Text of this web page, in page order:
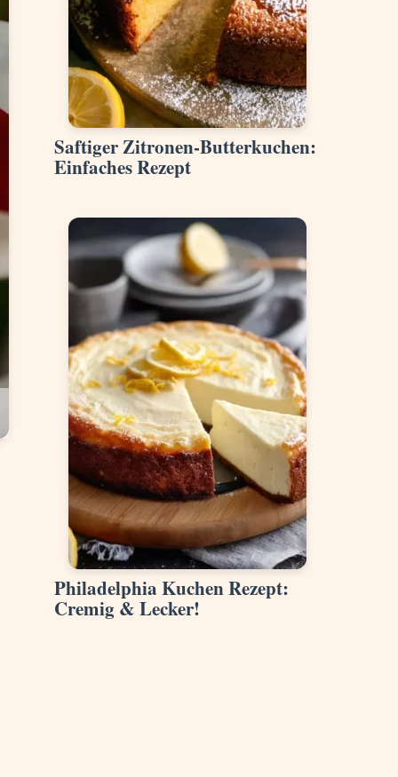
Saftiger Zitronen-Butterkuchen:
Einfaches Rezept
Philadelphia Kuchen Rezept:
Cremig & Lecker!